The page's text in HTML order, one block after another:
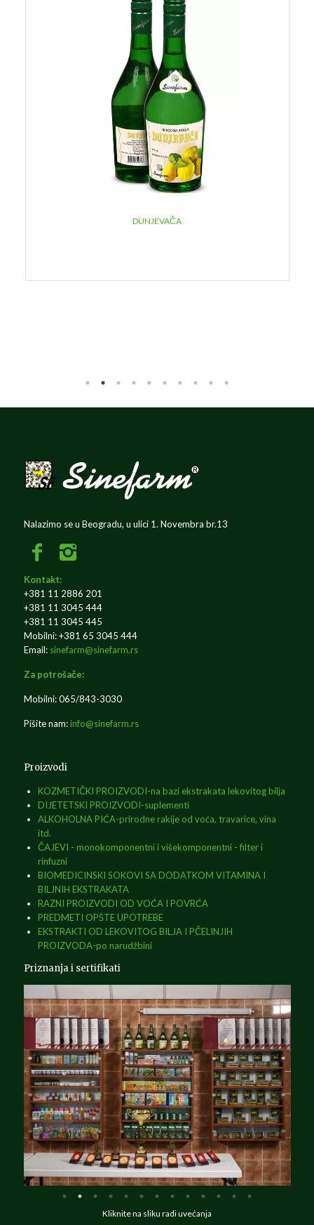
DUNJEVAČA
Nalazimo se u Beogradu, u ulici 1. Novembra br.13
Kontakt:
+381 11 2886 201
+381 11 3045 444
+381 11 3045 445
Mobilni: +381 65 3045 444
Email: sinefarm@sinefarm.rs
Za potrošače:
Mobilni: 065/843-3030
Pišite nam:info@sinefarm.rs
Proizvodi
KOZMETIČKI PROIZVODI-na bazi ekstrakata lekovitog bilja
DIJETETSKI PROIZVODI-suplementi
ALKOHOLNA PIĆA-prirodne rakije od voća, travarice, vina
itd.
ČAJEVI - monokomponentni i višekomponentni - filter i
rinfuzni
BIOMEDICINSKI SOKOVI SA DODATKOM VITAMINA I
BILJNIH EKSTRAKATA
RAZNI PROIZVODI OD VOĆA I POVRĆA
PREDMETI OPŠTE UPOTREBE
EKSTRAKTI OD LEKOVITOG BILJA I PČELINJIH
PROIZVODA-po narudžbini
Priznanja i sertifikati
Kliknite na sliku radi uvećanja